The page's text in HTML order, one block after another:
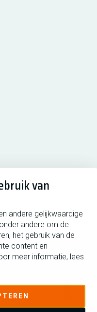
van
andere gelijkwaardige
andere om de
het gebruik van de
content en
meer informatie, lees
iso/iec 27001
Cookies beheren